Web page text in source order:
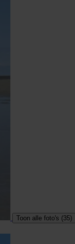
Toon alle foto's (35)